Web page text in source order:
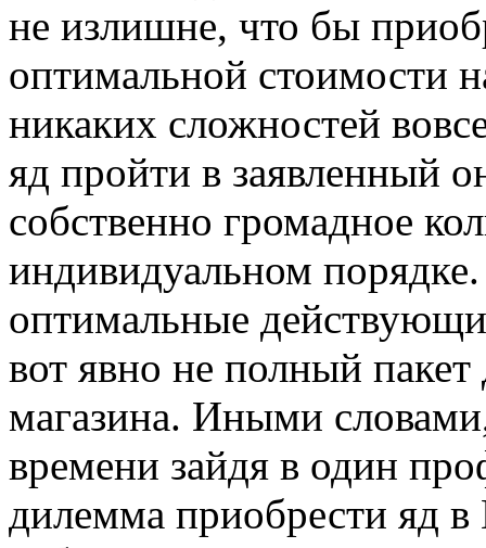
не излишне, что бы
оптимальной стоимости
никаких сложностей
яд пройти в заявленный
собственно громадное
индивидуальном
оптимальные
вот явно не полный
магазина. Иными
времени зайдя в один
дилемма приобрести яд в